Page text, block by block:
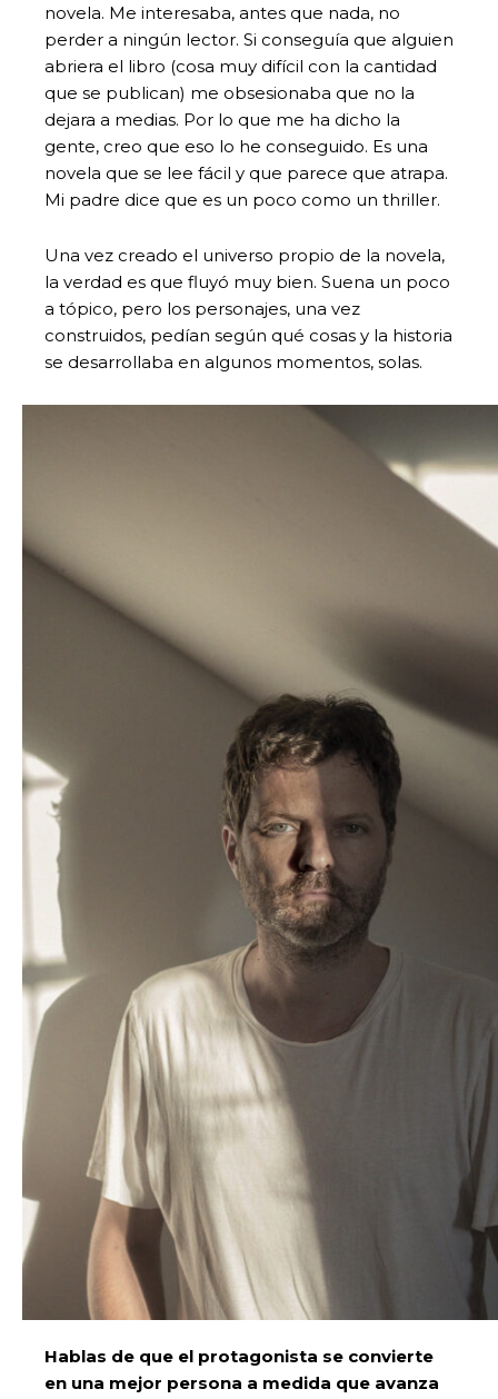
novela. Me interesaba, antes que nada, no
perder a ningún lector. Si conseguía que alguien
abriera el libro (cosa muy difícil con la cantidad
que se publican) me obsesionaba que no la
dejara a medias. Por lo que me ha dicho la
gente, creo que eso lo he conseguido. Es una
novela que se lee fácil y que parece que atrapa.
Mi padre dice que es un poco como un thriller.
Una vez creado el universo propio de la novela,
la verdad es que fluyó muy bien. Suena un poco
a tópico, pero los personajes, una vez
construidos, pedían según qué cosas y la historia
se desarrollaba en algunos momentos, solas.
Hablas de que el protagonista se convierte
en una mejor persona a medida que avanza